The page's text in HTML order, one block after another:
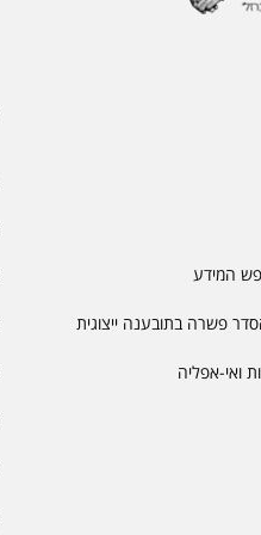
המידע
פשרה בתובענה ייצוגית
ואי-אפליה